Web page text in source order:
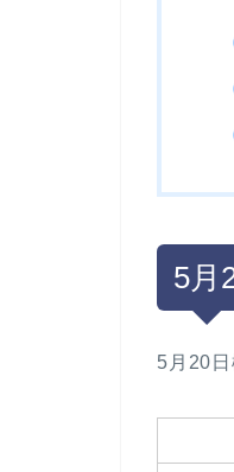
5月
5月20